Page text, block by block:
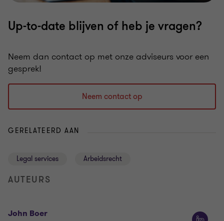
Up-to-date blijven of heb je vragen?
Neem dan contact op met onze adviseurs voor een
gesprek!
Neem contact op
GERELATEERD AAN
Legal services Arbeidsrecht
AUTEURS
John Boer